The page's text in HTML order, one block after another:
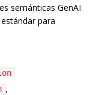
semánticas GenAI
para
,